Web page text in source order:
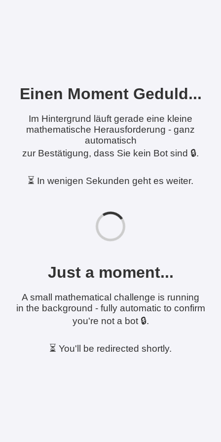
Einen Moment Geduld...
Im Hintergrund läuft gerade eine kleine
mathematische Herausforderung - ganz
automatisch
zur Bestätigung, dass Sie kein Bot sind 🔒.
⏳ In wenigen Sekunden geht es weiter.
Just a moment...
A small mathematical challenge is running
in the background - fully automatic to confirm
you're not a bot 🔒.
⏳ You'll be redirected shortly.